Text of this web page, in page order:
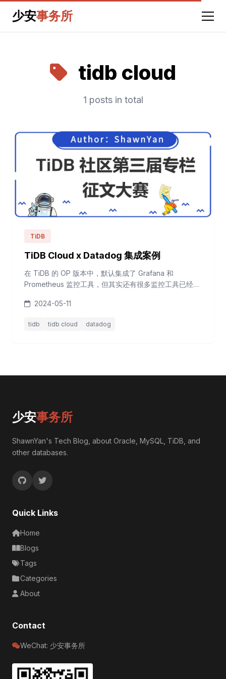
少安事务所
tidb cloud
1 posts in total
TiDB
TiDB Cloud x Datadog 集成案例
在 TiDB 的 OP 版本中，默认集成了 Grafana 和
Prometheus 监控工具，但其实还有很多监控工具已经支
演示如何使用 Datadog 监控 TiDB Cloud。 关于 TiDB
(Database-as-a-Service, DBaaS) 产...
2024-05-11
tidb tidb cloud datadog
少安事务所
ShawnYan's Tech Blog, about Oracle, MySQL, TiDB, and
other databases.
Quick Links
Home
Blogs
Tags
Categories
About
Contact
WeChat: 少安事务所